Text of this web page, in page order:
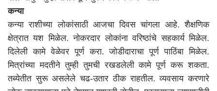
कन्या
कन्या राशीच्या लोकांसाठी आजचा दिवस चांगला आहे. शैक्षणिक
क्षेत्रात यश मिळेल. नोकरदार लोकांना वरिष्ठांचे सहकार्य मिळेल.
दिलेली कामे वेळेवर पूर्ण करा. जोडीदाराचा पूर्ण पाठिंबा मिळेल.
मित्रांच्या मदतीने तुम्ही तुमची रखडलेली कामे पूर्ण करू शकता.
तब्येतीत सुरू असलेले चढ-उतार ठीक राहतील. व्यवसाय करणारे